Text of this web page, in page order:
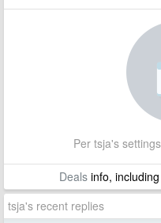
Per tsja's
Dealsinfo,
tsja's recent replies